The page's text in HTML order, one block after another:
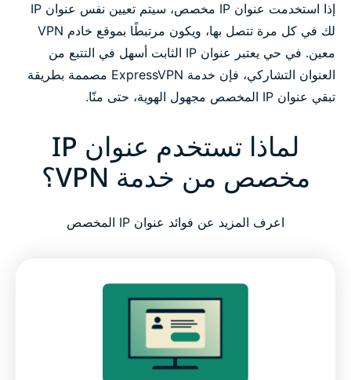
كيفية إعداد عنوان IP المخصص لويندوز وماك ولينكس
هل عنوان IP المخصص مناسب لك؟
كيف تعزز ExpressVPN الثقة والمصداقية
ماذا يقول الناس عن خدمة ExpressVPN
إذا استخدمت عنوان IP مخصص، سيتم تعيين نفس عنوان IP
لك في كل مرة تتصل بها، ويكون مرتبطًا بموقع خادم VPN
معين. في حي يعتبر عنوان IP الثابت أسهل في التتبع من
العنوان التشاركي، فإن خدمة ExpressVPN مصممة بطريقة
تبقي عنوان IP المخصص مجهول الهوية، حتى منّا.
لماذا تستخدم عنوان IP
مخصص من خدمة VPN؟
اعرف المزيد عن فوائد عنوان IP المخصص